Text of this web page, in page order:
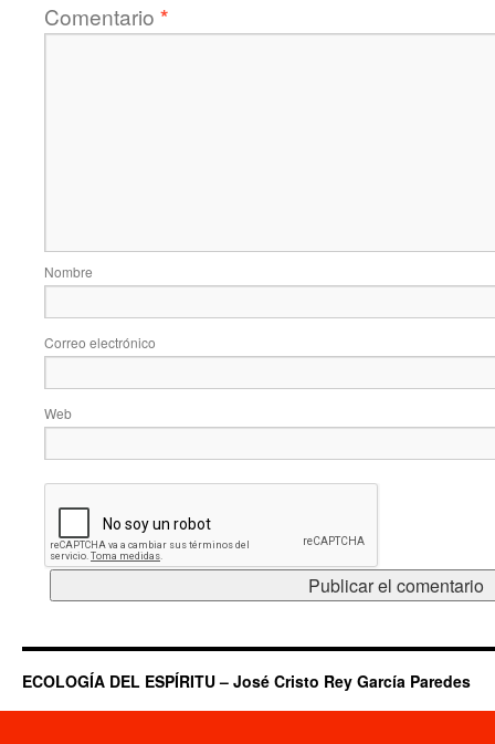
Comentario *
Nombre
Correo electrónico
Web
ECOLOGÍA DEL ESPÍRITU – José Cristo Rey García Paredes